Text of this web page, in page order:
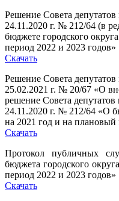
Решение Совета депутатов
24.11.2020 г. № 212/64 (в
бюджете городского
период 2022 и 2023 годов»
Скачать
Решение Совета депутатов
25.02.2021 г. № 20/67 «О
решение Совета депутатов
24.11.2020 г. № 212/64 «О
на 2021 год и на плановый
Скачать
Протокол публичных
бюджета городского
период 2022 и 2023 годов»
Скачать